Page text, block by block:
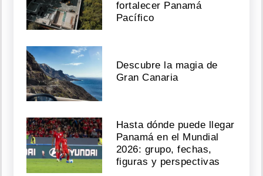
fortalecer Panamá
Pacífico
Descubre la magia de
Gran Canaria
Hasta dónde puede llegar
Panamá en el Mundial
2026: grupo, fechas,
figuras y perspectivas